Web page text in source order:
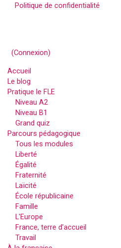
Politique de confidentialité
(Connexion)
Accueil
Le blog
Pratique le FLE
Niveau A2
Niveau B1
Grand quiz
Parcours pédagogique
Tous les modules
Liberté
Égalité
Fraternité
Laïcité
École républicaine
Famille
L'Europe
France, terre d'accueil
Travail